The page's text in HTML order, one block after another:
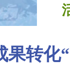
果转化